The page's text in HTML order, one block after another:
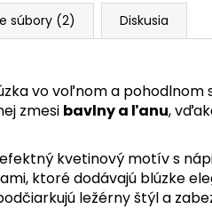
súbory (2) Diskusia
vo voľnom a pohodlnom
zmesi bavlny a ľanu,
kvetinový motív s
ktoré dodávajú blúzke
ležérny štýl a